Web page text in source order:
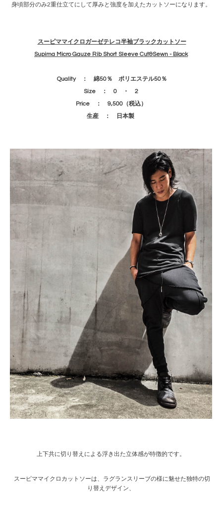
身頃部分のみ2重仕立てにして厚みと強度を加えたカットソーになります。
スーピママイクロガーゼテレコ半袖ブラックカットソー
Supima Micro Gauze Rib Short Sleeve Cut&Sewn - Black
Quality ： 綿50％ ポリエステル50％
Size ： 0 ・ 2
Price ： 9,500（税込）
生産 ： 日本製
上下共に切り替えによる浮き出た立体感が特徴的です。
スーピママイクロカットソーは、ラグランスリーブの様に魅せた独特の切
り替えデザイン、